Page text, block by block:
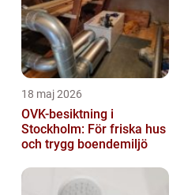
18 maj 2026
OVK-besiktning i
Stockholm: För friska hus
och trygg boendemiljö